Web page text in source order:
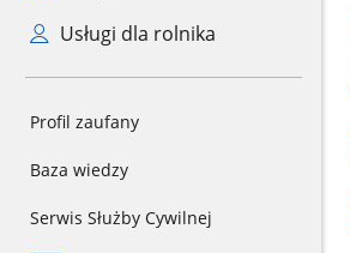
Usługi dla rolnika
Profil zaufany
Baza wiedzy
Serwis Służby Cywilnej